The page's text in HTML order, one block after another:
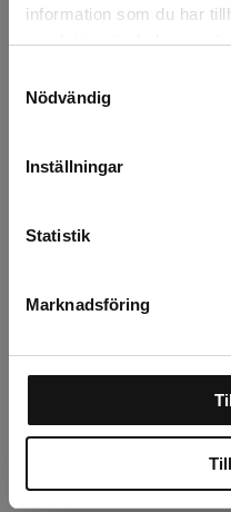
information som du har
samlat in när du har
Nödvändig
Inställningar
Statistik
Marknadsföring
Beskrivning